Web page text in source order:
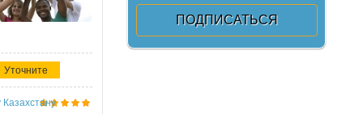
Уточните
Казахстану